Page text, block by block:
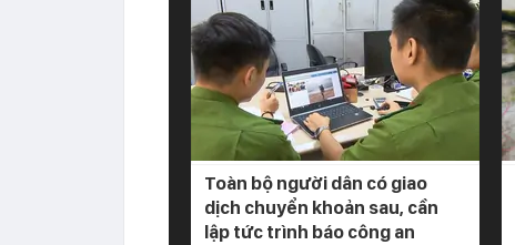
Toàn bộ người dân có giao
dịch chuyển khoản sau, cần
lập tức trình báo công an